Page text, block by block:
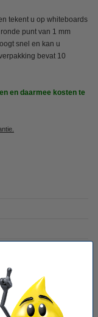
tekent u op whiteboards
punt van 1 mm
snel en kan u
bevat 10
en daarmee kosten te